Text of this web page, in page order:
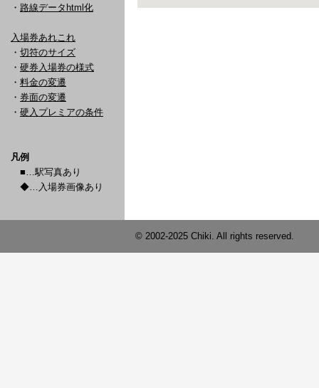
・ 路線データhtml化
入場券あれこれ
・ 切符のサイズ
・ 硬券入場券の様式
・ 料金の変遷
・ 券面の変遷
・ 硬入プレミアの条件
凡例
■…駅写真あり
◆…入場券画像あり
© 2002-2025 Chiki. All rights reserved.